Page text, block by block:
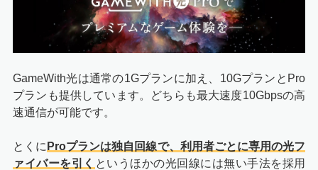
GameWith光は通常の1Gプランに加え、10GプランとPro
プランも提供しています。どちらも最大速度10Gbpsの高
速通信が可能です。
とくに Proプランは独自回線で、利用者ごとに専用の光フ
ァイバーを引く というほかの光回線には無い手法を採用